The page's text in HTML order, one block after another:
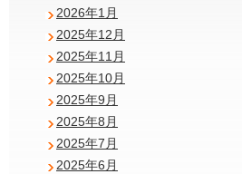
2026年1月
2025年12月
2025年11月
2025年10月
2025年9月
2025年8月
2025年7月
2025年6月